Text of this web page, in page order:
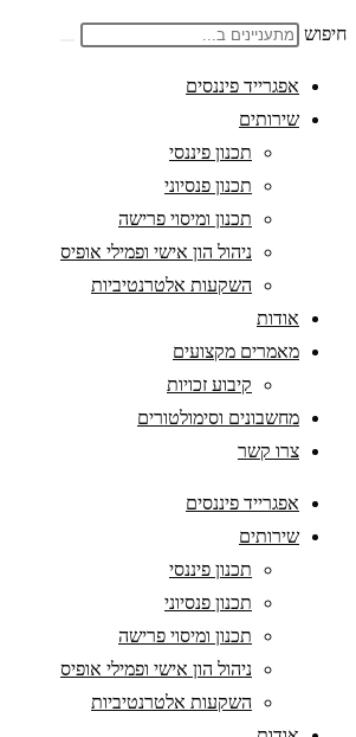
חיפוש
אפגרייד פיננסים
שירותים
תכנון פיננסי
תכנון פנסיוני
תכנון ומיסוי פרישה
ניהול הון אישי ופמילי אופיס
השקעות אלטרנטיביות
אודות
מאמרים מקצועים
קיבוע זכויות
מחשבונים וסימולטורים
צרו קשר
אפגרייד פיננסים
שירותים
תכנון פיננסי
תכנון פנסיוני
תכנון ומיסוי פרישה
ניהול הון אישי ופמילי אופיס
השקעות אלטרנטיביות